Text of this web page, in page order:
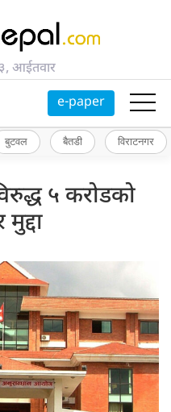
आईतवार
e-paper
बुटवल बैतडी विराटनगर
५ करोडको
मुद्दा